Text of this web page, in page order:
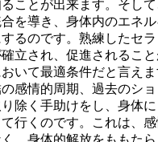
ことが出来ます。そし
を導き、身体内のエネ
るのです。熟練したセラ
立され、促進されるこ
いて最適条件だと言え
の感情的周期、過去のシ
除く手助けをし、身体
行くのです。これは、
、身体的解放をももたら